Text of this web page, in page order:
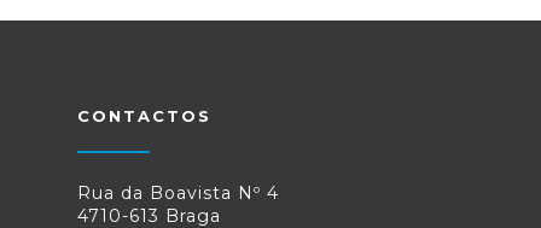
CONTACTOS
Rua da Boavista Nº 4
4710-613 Braga